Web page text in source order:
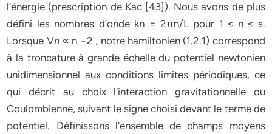
l’énergie (prescription de Kac [43]). Nous avons de plus
défini les nombres d’onde kn = 2πn/L pour 1 ≤ n ≤ s.
Lorsque Vn ∝ n −2 , notre hamiltonien (1.2.1) correspond
à la troncature à grande échelle du potentiel newtonien
unidimensionnel aux conditions limites périodiques, ce
qui décrit au choix l’interaction gravitationnelle ou
Coulombienne, suivant le signe choisi devant le terme de
potentiel. Définissons l’ensemble de champs moyens